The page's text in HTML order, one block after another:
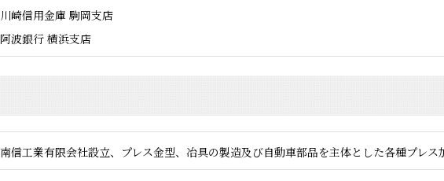
川崎信用金庫 駒岡支店
阿波銀行 横浜支店
南信工業有限会社設立、プレス金型、冶具の製造及び自動車部品を主体とした各種プレス